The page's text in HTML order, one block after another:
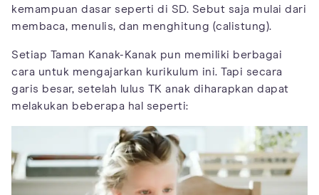
kemampuan dasar seperti di SD. Sebut saja mulai dari
membaca, menulis, dan menghitung (calistung).
Setiap Taman Kanak-Kanak pun memiliki berbagai
cara untuk mengajarkan kurikulum ini. Tapi secara
garis besar, setelah lulus TK anak diharapkan dapat
melakukan beberapa hal seperti: